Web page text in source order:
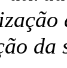
da